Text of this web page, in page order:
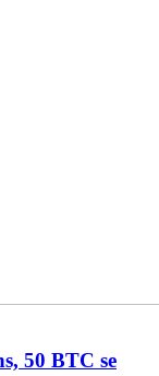
50 BTC se